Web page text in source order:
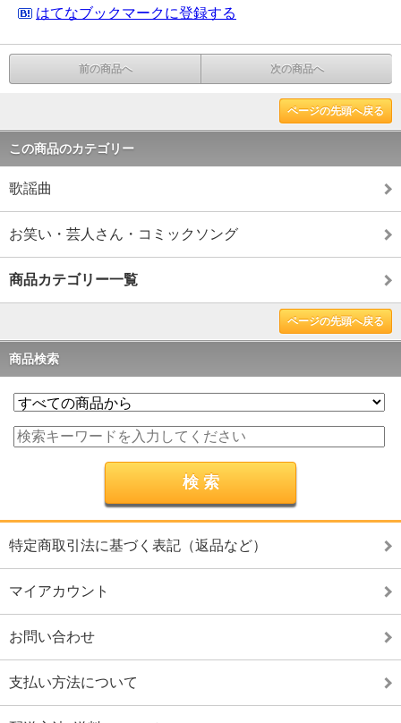
はてなブックマークに登録する
前の商品へ 次の商品へ
ページの先頭へ戻る
この商品のカテゴリー
歌謡曲
お笑い・芸人さん・コミックソング
商品カテゴリー一覧
ページの先頭へ戻る
商品検索
特定商取引法に基づく表記（返品など）
マイアカウント
お問い合わせ
支払い方法について